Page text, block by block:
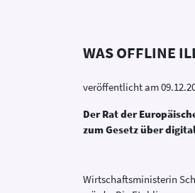
WAS OFFLINE
veröffentlicht am
Der Rat der
zum Gesetz über
Wirtschaftsministerin